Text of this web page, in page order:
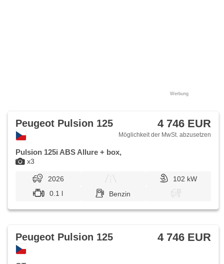
Werbung
x3
Peugeot Pulsion 125 4 746 EUR
Möglichkeit der MwSt. abzusetzen
Pulsion 125i ABS Allure + box,
2026
102 kW
0.1 l
Benzin
Peugeot Pulsion 125 4 746 EUR